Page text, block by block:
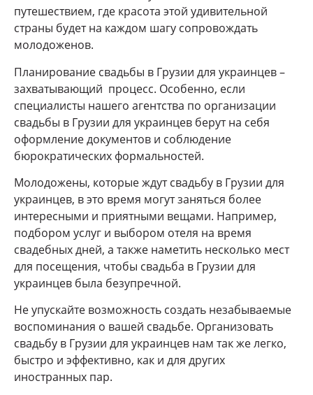
путешествием, где красота этой удивительной
страны будет на каждом шагу сопровождать
молодоженов.
Планирование свадьбы в Грузии для украинцев –
захватывающий процесс. Особенно, если
специалисты нашего агентства по организации
свадьбы в Грузии для украинцев берут на себя
оформление документов и соблюдение
бюрократических формальностей.
Молодожены, которые ждут свадьбу в Грузии для
украинцев, в это время могут заняться более
интересными и приятными вещами. Например,
подбором услуг и выбором отеля на время
свадебных дней, а также наметить несколько мест
для посещения, чтобы свадьба в Грузии для
украинцев была безупречной.
Не упускайте возможность создать незабываемые
воспоминания о вашей свадьбе. Организовать
свадьбу в Грузии для украинцев нам так же легко,
быстро и эффективно, как и для других
иностранных пар.